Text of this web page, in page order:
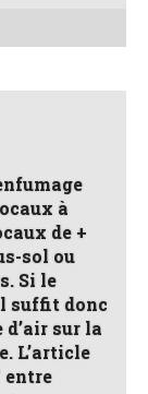
à
de +
sol ou
Si le
suffit donc
sur la
L’article
entre